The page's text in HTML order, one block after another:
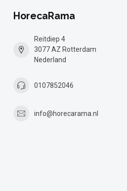
HorecaRama
Reitdiep 4
3077 AZ Rotterdam
Nederland
0107852046
info@horecarama.nl